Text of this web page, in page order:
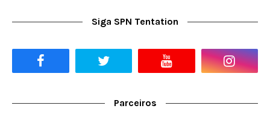
Siga SPN Tentation
Parceiros